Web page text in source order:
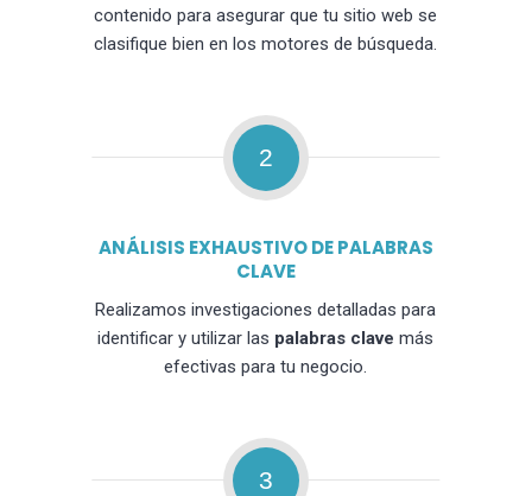
contenido para asegurar que tu sitio web se
clasifique bien en los motores de búsqueda.
2
ANÁLISIS EXHAUSTIVO DE PALABRAS
CLAVE
Realizamos investigaciones detalladas para
identificar y utilizar las palabras clave más
efectivas para tu negocio.
3